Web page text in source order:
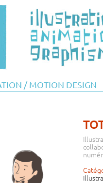
/ MOTION DESIGN